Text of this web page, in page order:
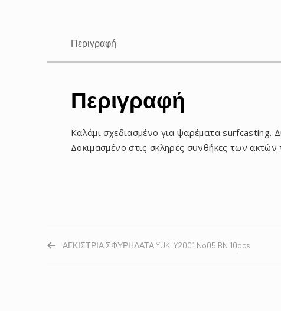
Περιγραφή
Περιγραφή
Καλάμι σχεδιασμένο για ψαρέματα surfcasting.
Δοκιμασμένο στις σκληρές συνθήκες των ακτών
ΑΓΚΙΣΤΡΙΑ ΣΦΥΡΗΛΑΤΑ YUKI Y2001 No05 BN 10pcs